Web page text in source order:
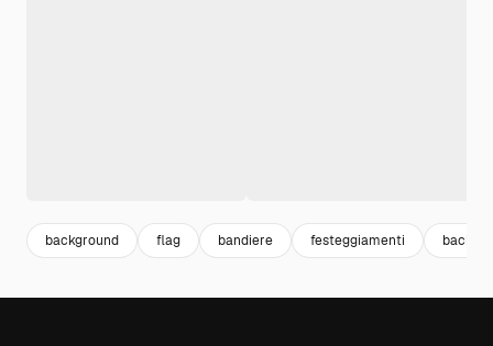
background flag bandiere festeggiamenti